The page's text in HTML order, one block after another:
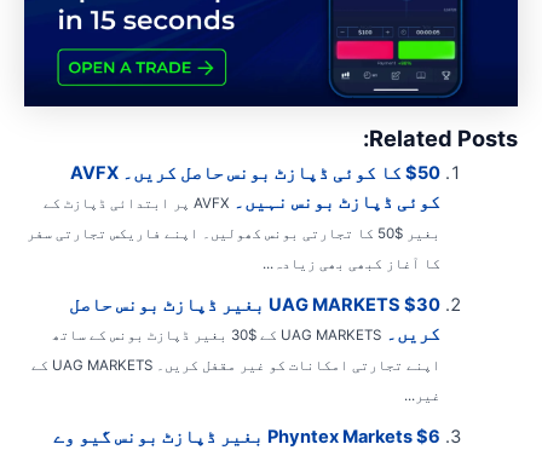
Related
$50 کا کوئی ڈپازٹ بونس حاصل کریں۔ AVFX
کوئی ڈپازٹ بونس نہیں۔
AVFX پر ابتدائی ڈپازٹ کے
بغیر $50 کا تجارتی بونس کھولیں۔ اپنے فاریکس تجارتی سفر
کا آغاز کبھی بھی زیادہ...
UAG MARKETS $30 بغیر ڈپازٹ بونس حاصل
کریں۔
UAG MARKETS کے $30 بغیر ڈپازٹ بونس کے ساتھ
اپنے تجارتی امکانات کو غیر مقفل کریں۔ UAG MARKETS کے
غیر...
Phyntex Markets $6 بغیر ڈپازٹ بونس گیو وے